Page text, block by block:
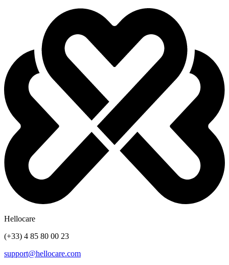
Hellocare
(+33) 4 85 80 00 23
support@hellocare.com